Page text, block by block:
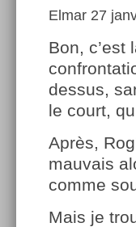
Elmar 27
Bon, c’est
dessus,
le court,
Après,
mauvais
comme
Mais je